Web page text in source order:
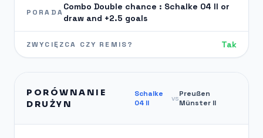
PORADA
Combo Double chance : Schalke 04 II or
draw and +2.5 goals
ZWYCIĘZCA CZY REMIS? Tak
PORÓWNANIE
DRUŻYN
Schalke
04 II
vsPreußen
Münster II